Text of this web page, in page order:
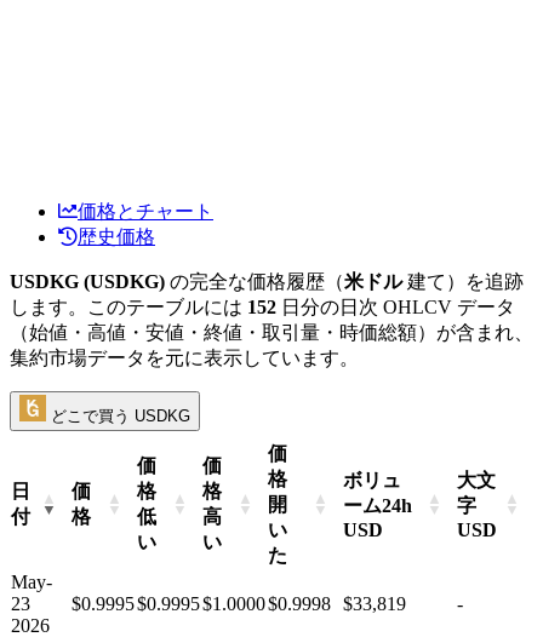
価格とチャート
歴史価格
USDKG (USDKG) の完全な価格履歴（米ドル建て）を追跡
します。このテーブルには 152 日分の日次 OHLCV データ
（始値・高値・安値・終値・取引量・時価総額）が含まれ、
集約市場データを元に表示しています。
どこで買う USDKG
日
付
価
格
価
格
低
い
価
格
高
い
価
格
開
い
た
ボリュ
ーム24h
USD
大文
字
USD
May-
23
2026
$0.9995$0.9995$1.0000$0.9998 $33,819 -